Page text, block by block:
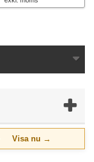
Visa nu →